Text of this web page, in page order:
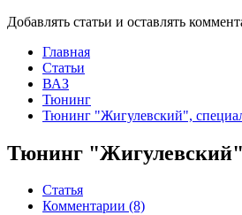
Добавлять статьи и оставлять
Главная
Статьи
ВАЗ
Тюнинг
Тюнинг "Жигулевский",
Тюнинг
Статья
Комментарии (8)